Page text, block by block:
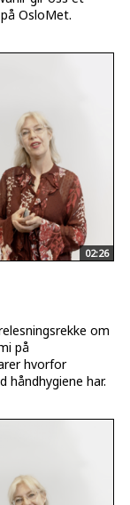
OsloMet.
02:26
om
på
hvorfor
håndhygiene har.